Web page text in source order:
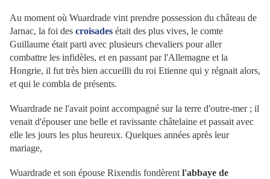
Au moment où Wuardrade vint prendre possession du château de
Jarnac, la foi des croisades était des plus vives, le comte
Guillaume était parti avec plusieurs chevaliers pour aller
combattre les infidèles, et en passant par l'Allemagne et la
Hongrie, il fut très bien accueilli du roi Etienne qui y régnait alors,
et qui le combla de présents.
Wuardrade ne l'avait point accompagné sur la terre d'outre-mer ; il
venait d'épouser une belle et ravissante châtelaine et passait avec
elle les jours les plus heureux. Quelques années après leur
mariage,
Wuardrade et son épouse Rixendis fondèrent l'abbaye de